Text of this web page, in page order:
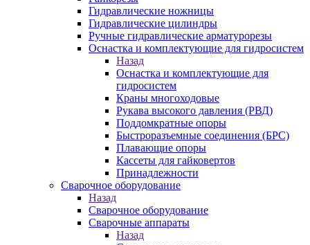
Гидравлические ножницы
Гидравлические цилиндры
Ручные гидравлические арматурорезы
Оснастка и комплектующие для гидросистем
Назад
Оснастка и комплектующие для
гидросистем
Краны многоходовые
Рукава высокого давления (РВД)
Поддомкратные опоры
Быстроразъемные соединения (БРС)
Плавающие опоры
Кассеты для гайковертов
Принадлежности
Сварочное оборудование
Назад
Сварочное оборудование
Сварочные аппараты
Назад